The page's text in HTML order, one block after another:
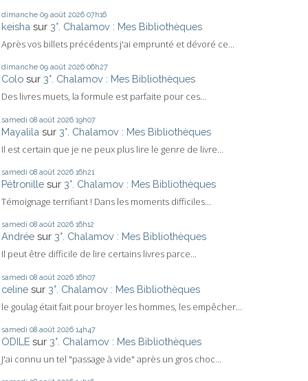
dimanche 09 août 2026 07h16
keisha sur 3°. Chalamov : Mes Bibliothèques
Après vos billets précédents j'ai emprunté et dévoré ce...
dimanche 09 août 2026 06h27
Colo sur 3°. Chalamov : Mes Bibliothèques
Des livres muets, la formule est parfaite pour ces...
samedi 08 août 2026 19h07
Mayalila sur 3°. Chalamov : Mes Bibliothèques
Il est certain que je ne peux plus lire le genre de livre...
samedi 08 août 2026 16h21
Pétronille sur 3°. Chalamov : Mes Bibliothèques
Témoignage terrifiant ! Dans les moments difficiles...
samedi 08 août 2026 16h12
Andrée sur 3°. Chalamov : Mes Bibliothèques
Il peut être difficile de lire certains livres parce...
samedi 08 août 2026 16h07
celine sur 3°. Chalamov : Mes Bibliothèques
le goulag était fait pour broyer les hommes, les empêcher...
samedi 08 août 2026 14h47
ODILE sur 3°. Chalamov : Mes Bibliothèques
J'ai connu un tel "passage à vide" après un gros choc...